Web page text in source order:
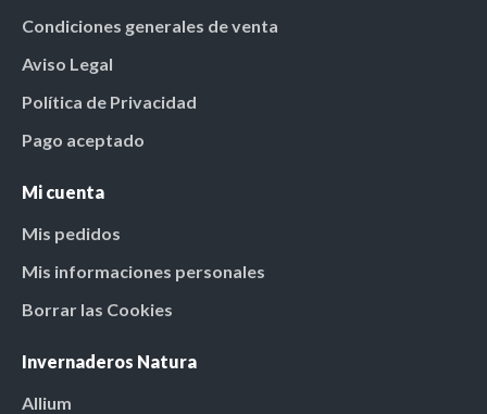
Condiciones generales de venta
Aviso Legal
Política de Privacidad
Pago aceptado
Mi cuenta
Mis pedidos
Mis informaciones personales
Borrar las Cookies
Invernaderos Natura
Allium